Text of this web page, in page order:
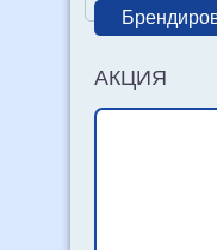
АКЦИЯ